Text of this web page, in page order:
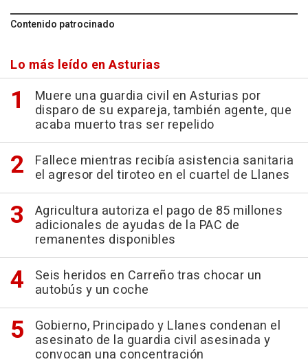
Contenido patrocinado
Lo más leído en Asturias
Muere una guardia civil en Asturias por
disparo de su expareja, también agente, que
acaba muerto tras ser repelido
Fallece mientras recibía asistencia sanitaria
el agresor del tiroteo en el cuartel de Llanes
Agricultura autoriza el pago de 85 millones
adicionales de ayudas de la PAC de
remanentes disponibles
Seis heridos en Carreño tras chocar un
autobús y un coche
Gobierno, Principado y Llanes condenan el
asesinato de la guardia civil asesinada y
convocan una concentración